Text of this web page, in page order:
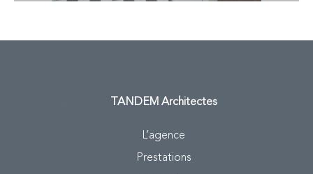
TANDEM Architectes
L’agence
Prestations